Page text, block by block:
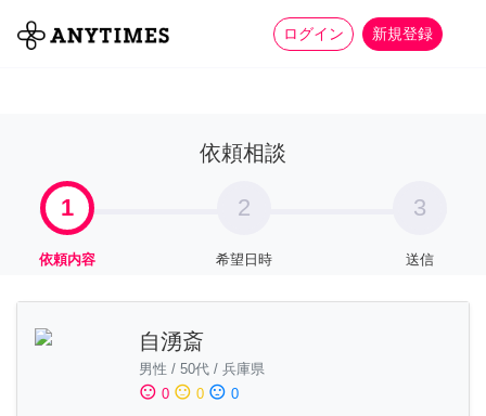
ログイン 新規登録
全て 家事 more_horiz
依頼相談
1
依頼内容
2
希望日時
3
送信
自湧斎
男性 / 50代 / 兵庫県
sentiment_satisfied 0 sentiment_neutral 0 sentiment_dissatisfied 0